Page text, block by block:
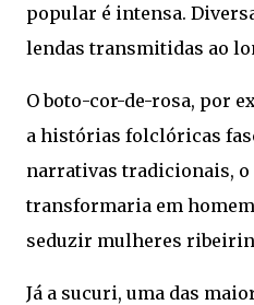
popular é intensa.
lendas transmitidas ao
O boto-cor-de-rosa, por
a histórias folclóricas
narrativas tradicionais, o
transformaria em
seduzir mulheres
Já a sucuri, uma das